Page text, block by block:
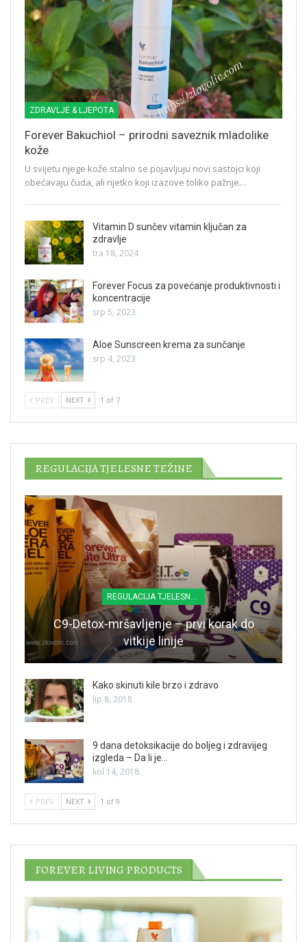
ZDRAVLJE & LJEPOTA
Forever Bakuchiol – prirodni saveznik mladolike
kože
U svijetu njege kože stalno se pojavljuju novi sastojci koji
obećavaju čuda, ali rijetko koji izazove toliko pažnje…
Vitamin D sunčev vitamin ključan za
zdravlje
tra 18, 2024
Forever Focus za povećanje produktivnosti i
koncentracije
srp 5, 2023
Aloe Sunscreen krema za sunčanje
srp 4, 2023
PREV NEXT 1 of 7
REGULACIJA TJELESNE TEŽINE
C9-Detox-mršavljenje – prvi korak do
vitkije linije
Kako skinuti kile brzo i zdravo
lip 8, 2018
9 dana detoksikacije do boljeg i zdravijeg
izgleda – Da li je…
kol 14, 2018
PREV NEXT 1 of 9
FOREVER LIVING PRODUCTS